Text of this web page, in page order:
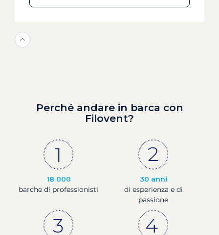
Perché andare in barca con
Filovent?
18 000
barche di professionisti
30 anni
di esperienza e di
passione